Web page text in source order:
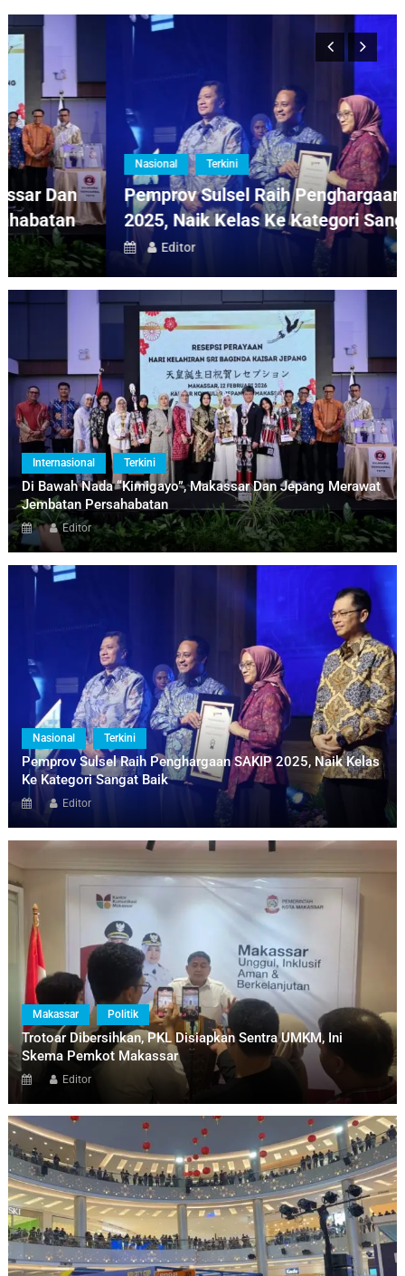
Trotoar Dibersihkan, PKL Disiapkan Sentra UMKM, Ini Skema Pemkot Makassar
HGI City Cup 2026 – Makassar Fest Berakhir Meriah, Surabaya Jadi Tuan Rumah
Berikutnya
Meriah! HMJ Ekonomi Islam Gelar Inaugurasi GelaRasa, Kukuhkan Semangat dan
Solidaritas Mahasiswa
Di Bawah Nada “Kimigayo”, Makassar dan Jepang Merawat Jembatan Persahabatan
Nasional Terkini
Pemprov Sulsel Raih Penghargaan SAKIP
2025, Naik Kelas Ke Kategori Sangat Baik
Editor
Internasional Terkini
Di Bawah Nada “Kimigayo”, Makassar Dan Jepang Merawat
Jembatan Persahabatan
Editor
Nasional Terkini
Pemprov Sulsel Raih Penghargaan SAKIP 2025, Naik Kelas
Ke Kategori Sangat Baik
Editor
Makassar Politik
Trotoar Dibersihkan, PKL Disiapkan Sentra UMKM, Ini
Skema Pemkot Makassar
Editor